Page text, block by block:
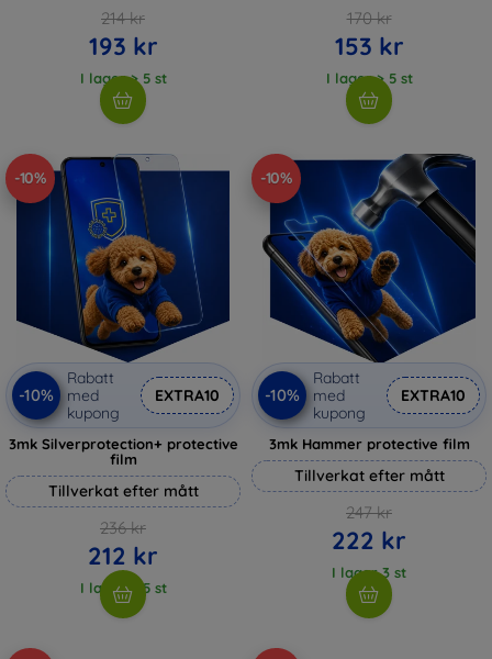
214 kr
193 kr
I lager > 5 st
170 kr
153 kr
I lager > 5 st
-10%
-10%
Rabatt
med
kupong
EXTRA10
3mk Silverprotection+ protective
film
Tillverkat efter mått
236 kr
212 kr
I lager > 5 st
-10%
-10%
Rabatt
med
kupong
EXTRA10
3mk Hammer protective film
Tillverkat efter mått
247 kr
222 kr
I lager 3 st